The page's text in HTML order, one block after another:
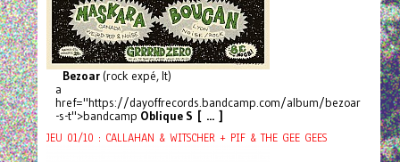
Bezoar(rock expé, It)
a
href="https://dayoffrecords.bandcamp.com/album/bezoar
-s-t">bandcamp Oblique S [ ... ]
JEU 01/10 : CALLAHAN & WITSCHER + PIF & THE GEE GEES